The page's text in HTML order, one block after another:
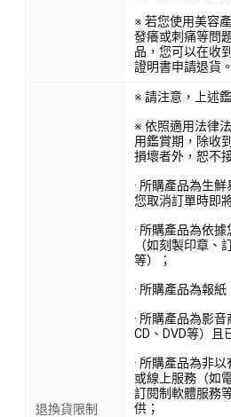
※ 若您使用美容
發癢或刺痛等問
品，您可以在收
證明書申請退貨。
退換貨限制
※ 請注意，上述
※ 依照適用法律
用鑑賞期，除收
損壞者外，恕不
· 所購產品為生
您取消訂單時即
· 所購產品為依
（如刻製印章、
等）；
· 所購產品為報紙
· 所購產品為影
CD、DVD等）且
· 所購產品為非
或線上服務（如
訂閱制軟體服務
供；